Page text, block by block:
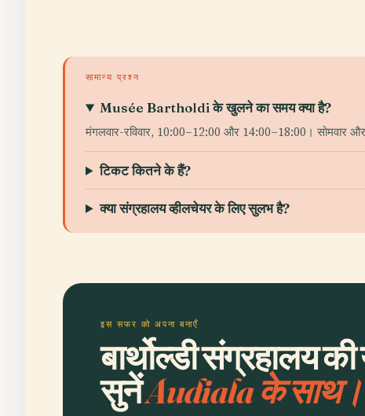
सामान्य प्रश्न
Musée Bartholdi के खुलने का समय क्या है?
मंगलवार-रविवार, 10:00–12:00 और 14:00–18:00। सोमवार और
टिकट कितने के हैं?
क्या संग्रहालय व्हीलचेयर के लिए सुलभ है?
इस सफर को अपना बनाएँ
बार्थोल्डी संग्रहालय
सुनेंAudiala के साथ।